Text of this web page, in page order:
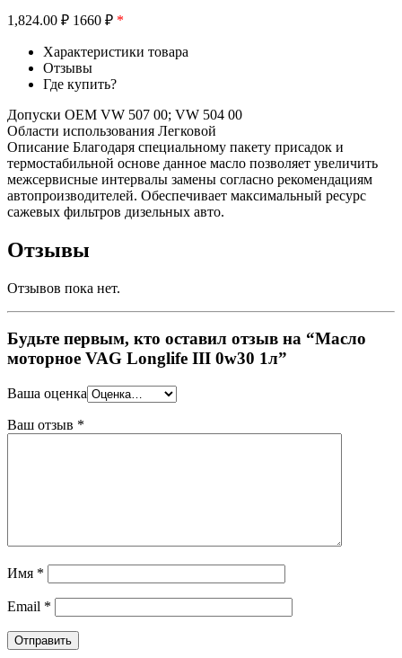
1,824.00 ₽ 1660 ₽ *
Характеристики товара
Отзывы
Где купить?
Допуски OEM VW 507 00; VW 504 00
Области использования Легковой
Описание Благодаря специальному пакету присадок и
термостабильной основе данное масло позволяет увеличить
межсервисные интервалы замены согласно рекомендациям
автопроизводителей. Обеспечивает максимальный ресурс
сажевых фильтров дизельных авто.
Отзывы
Отзывов пока нет.
Будьте первым, кто оставил отзыв на “Масло
моторное VAG Longlife III 0w30 1л”
Ваша оценка
Ваш отзыв *
Имя *
Email *